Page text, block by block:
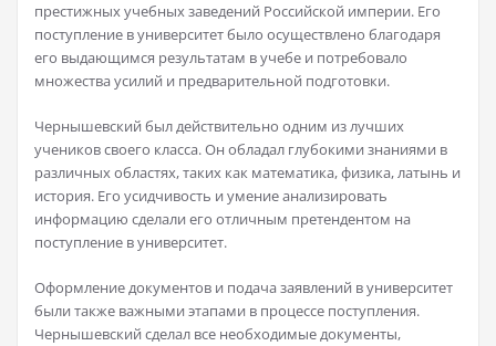
престижных учебных заведений Российской империи. Его
поступление в университет было осуществлено благодаря
его выдающимся результатам в учебе и потребовало
множества усилий и предварительной подготовки.
Чернышевский был действительно одним из лучших
учеников своего класса. Он обладал глубокими знаниями в
различных областях, таких как математика, физика, латынь и
история. Его усидчивость и умение анализировать
информацию сделали его отличным претендентом на
поступление в университет.
Оформление документов и подача заявлений в университет
были также важными этапами в процессе поступления.
Чернышевский сделал все необходимые документы,